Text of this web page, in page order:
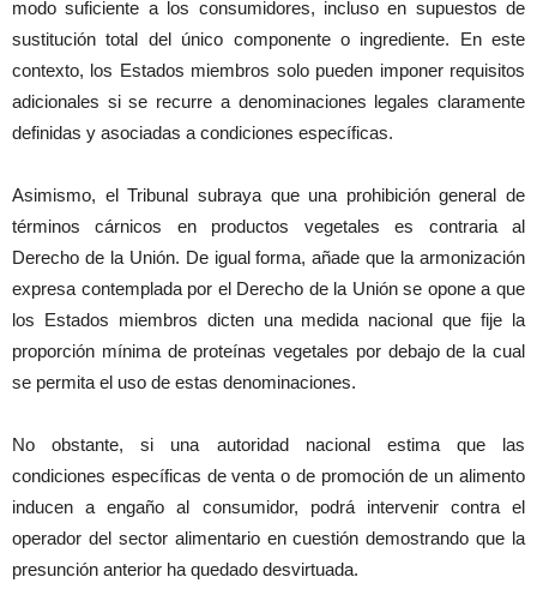
modo suficiente a los consumidores, incluso en supuestos de
sustitución total del único componente o ingrediente. En este
contexto, los Estados miembros solo pueden imponer requisitos
adicionales si se recurre a denominaciones legales claramente
definidas y asociadas a condiciones específicas.
Asimismo, el Tribunal subraya que una prohibición general de
términos cárnicos en productos vegetales es contraria al
Derecho de la Unión. De igual forma, añade que la armonización
expresa contemplada por el Derecho de la Unión se opone a que
los Estados miembros dicten una medida nacional que fije la
proporción mínima de proteínas vegetales por debajo de la cual
se permita el uso de estas denominaciones.
No obstante, si una autoridad nacional estima que las
condiciones específicas de venta o de promoción de un alimento
inducen a engaño al consumidor, podrá intervenir contra el
operador del sector alimentario en cuestión demostrando que la
presunción anterior ha quedado desvirtuada.